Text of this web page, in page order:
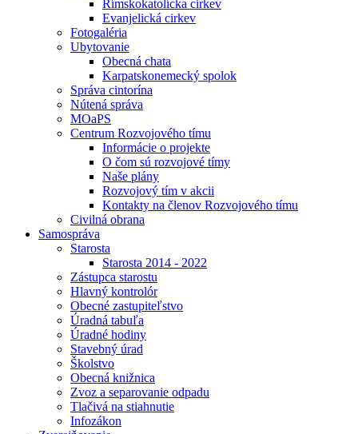
Rímskokatolícka cirkev
Evanjelická cirkev
Fotogaléria
Ubytovanie
Obecná chata
Karpatskonemecký spolok
Správa cintorína
Nútená správa
MOaPS
Centrum Rozvojového tímu
Informácie o projekte
O čom sú rozvojové tímy
Naše plány
Rozvojový tím v akcii
Kontakty na členov Rozvojového tímu
Civilná obrana
Samospráva
Starosta
Starosta 2014 - 2022
Zástupca starostu
Hlavný kontrolór
Obecné zastupiteľstvo
Úradná tabuľa
Úradné hodiny
Stavebný úrad
Školstvo
Obecná knižnica
Zvoz a separovanie odpadu
Tlačivá na stiahnutie
Infozákon